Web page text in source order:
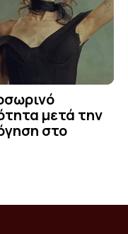
μετά την
στο